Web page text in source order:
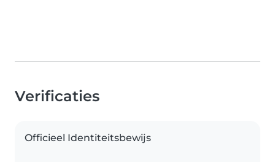
Verificaties
Officieel Identiteitsbewijs